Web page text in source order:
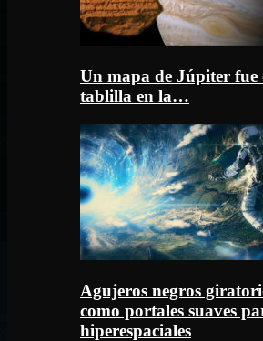
Un mapa de Júpiter fue
tablilla en la…
Agujeros negros
como portales suaves
hiperespaciales